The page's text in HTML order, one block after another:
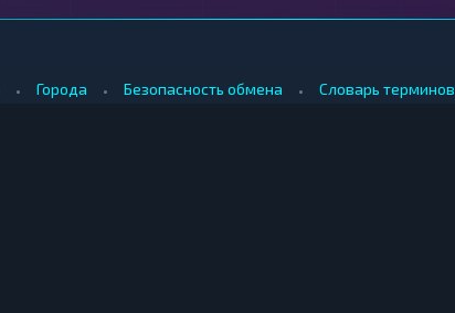
• Города • Безопасность обмена • Словарь терминов